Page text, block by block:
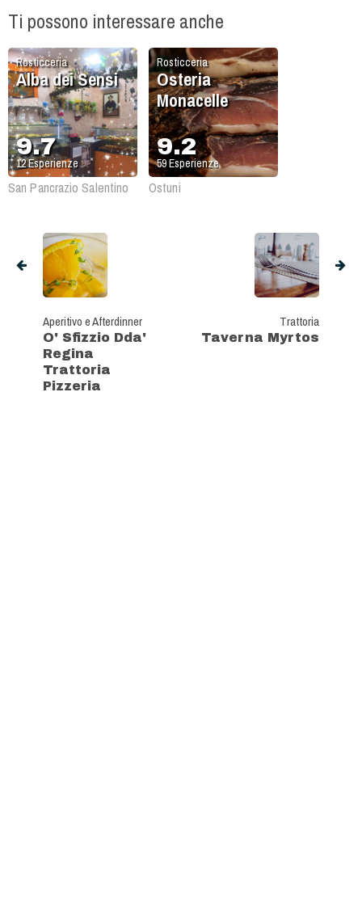
Ti possono interessare anche
Rosticceria
Alba dei Sensi
9.7
12Esperienze
San Pancrazio Salentino
Rosticceria
Osteria
Monacelle
9.2
59Esperienze
Ostuni
Aperitivo e Afterdinner
O' Sfizzio Dda'
Regina
Trattoria
Pizzeria
Trattoria
Taverna Myrtos